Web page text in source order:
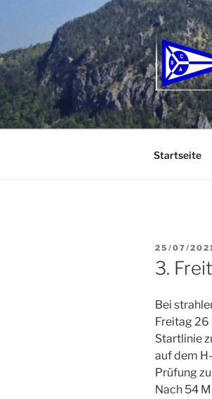
springen
Startseite
AM
25/07/
3.
Bei
Freitag 26
Startlinie
auf dem
Prüfung
Nach 54